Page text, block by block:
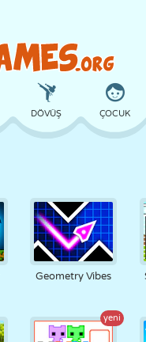
DÖVÜŞ ÇOCUK
SAVUNMA DINOZOR
LABIRENT
Geometry Vibes
yeni